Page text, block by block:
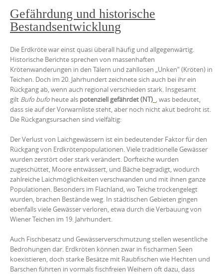
Gefährdung und historische
Bestandsentwicklung
Die Erdkröte war einst quasi überall häufig und allgegenwärtig.
Historische Berichte sprechen von massenhaften
Krötenwanderungen in den Tälern und zahllosen „Unken“ (Kröten) in
Teichen. Doch im 20. Jahrhundert zeichnete sich auch bei ihr ein
Rückgang ab, wenn auch regional verschieden stark. Insgesamt
gilt Bufo bufo heute als potenziell gefährdet (NT) , was bedeutet,
dass sie auf der Vorwarnliste steht, aber noch nicht akut bedroht ist.
Die Rückgangsursachen sind vielfältig:
Der Verlust von Laichgewässern ist ein bedeutender Faktor für den
Rückgang von Erdkrötenpopulationen. Viele traditionelle Gewässer
wurden zerstört oder stark verändert. Dorfteiche wurden
zugeschüttet, Moore entwässert, und Bäche begradigt, wodurch
zahlreiche Laichmöglichkeiten verschwanden und mit ihnen ganze
Populationen. Besonders im Flachland, wo Teiche trockengelegt
wurden, brachen Bestände weg. In städtischen Gebieten gingen
ebenfalls viele Gewässer verloren, etwa durch die Verbauung von
Wiener Teichen im 19. Jahrhundert.
Auch Fischbesatz und Gewässerverschmutzung stellen wesentliche
Bedrohungen dar. Erdkröten können zwar in fischarmen Seen
koexistieren, doch starke Besätze mit Raubfischen wie Hechten und
Barschen führten in vormals fischfreien Weihern oft dazu, dass